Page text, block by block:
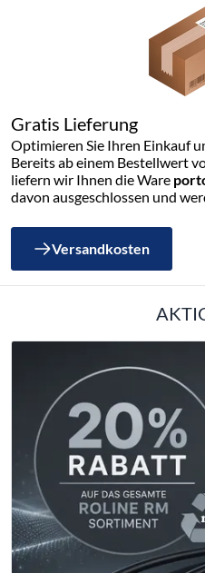
Gratis Lieferung
Optimieren Sie Ihren Einkauf
Bereits ab einem Bestellwert
liefern wir Ihnen die Ware
davon ausgeschlossen und
Versandkosten